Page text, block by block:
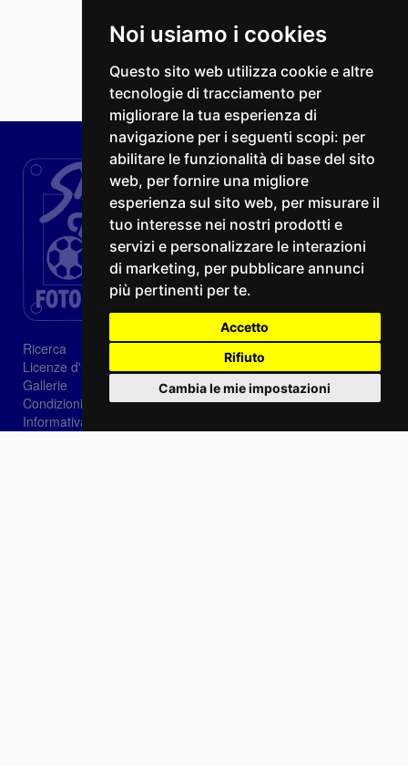
Noi usiamo i cookies
Questo sito web utilizza cookie e altre
tecnologie di tracciamento per
migliorare la tua esperienza di
navigazione per i seguenti scopi: per
abilitare le funzionalità di base del sito
web, per fornire una migliore
esperienza sul sito web, per misurare il
tuo interesse nei nostri prodotti e
servizi e personalizzare le interazioni
di marketing, per pubblicare annunci
più pertinenti per te.
Accetto
Rifiuto
Cambia le mie impostazioni
Ricerca
Licenze d'utilizzo
Gallerie
Condizioni di vendita
Informativa sui Cookie